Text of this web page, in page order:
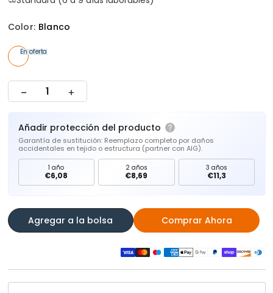
Color: Blanco
En oferta
Añadir protección del producto
Garantía de sustitución: Reemplazo completo por daños
accidentales en tejido o estructura (partner con AIG).
1 año
€6,08
2 años
€8,69
3 años
€11,3
Agregar a la bolsa Comprar Ahora